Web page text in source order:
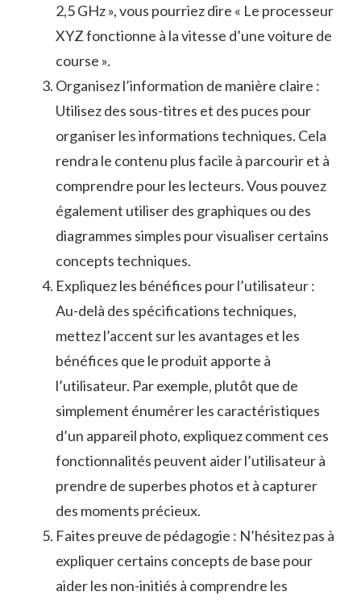
2,5 GHz », vous pourriez⁣ dire « Le processeur
XYZ fonctionne à la vitesse d’une voiture ‌de
course ».
Organisez l’information de⁤ manière ‍claire :
Utilisez des sous-titres et‍ des puces ‍pour
organiser les informations techniques. Cela
rendra le​ contenu plus⁢ facile à parcourir et à
comprendre pour les ⁢lecteurs.‌ Vous ⁢pouvez
également utiliser des graphiques ‌ou des
diagrammes simples pour visualiser ​certains
concepts⁢ techniques.
Expliquez​ les⁢ bénéfices​ pour l’utilisateur :
Au-delà des spécifications techniques,
mettez l’accent sur les avantages​ et les
bénéfices que le produit apporte à
⁢l’utilisateur. Par ⁣exemple, ⁤plutôt que de
simplement énumérer ​les ‌caractéristiques​
d’un⁤ appareil‍ photo, ⁢expliquez comment‍ ces
fonctionnalités peuvent ⁣aider l’utilisateur à
⁢prendre de superbes photos et à capturer
des moments ⁢précieux.
Faites preuve de pédagogie : N’hésitez pas à
expliquer‌ certains​ concepts ​de base‌ pour
aider ‍les non-initiés ‌à comprendre les